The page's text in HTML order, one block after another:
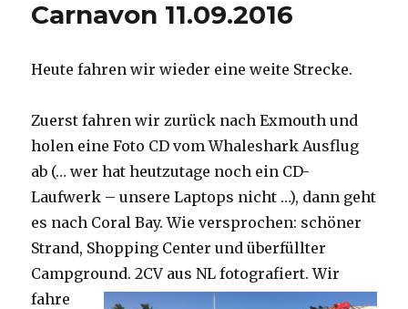
Carnavon 11.09.2016
Heute fahren wir wieder eine weite Strecke.
Zuerst fahren wir zurück nach Exmouth und
holen eine Foto CD vom Whaleshark Ausflug
ab (… wer hat heutzutage noch ein CD-
Laufwerk – unsere Laptops nicht …), dann geht
es nach Coral Bay. Wie versprochen: schöner
Strand, Shopping Center und überfüllter
Campground.2CV aus NL fotografiert. Wir
fahre